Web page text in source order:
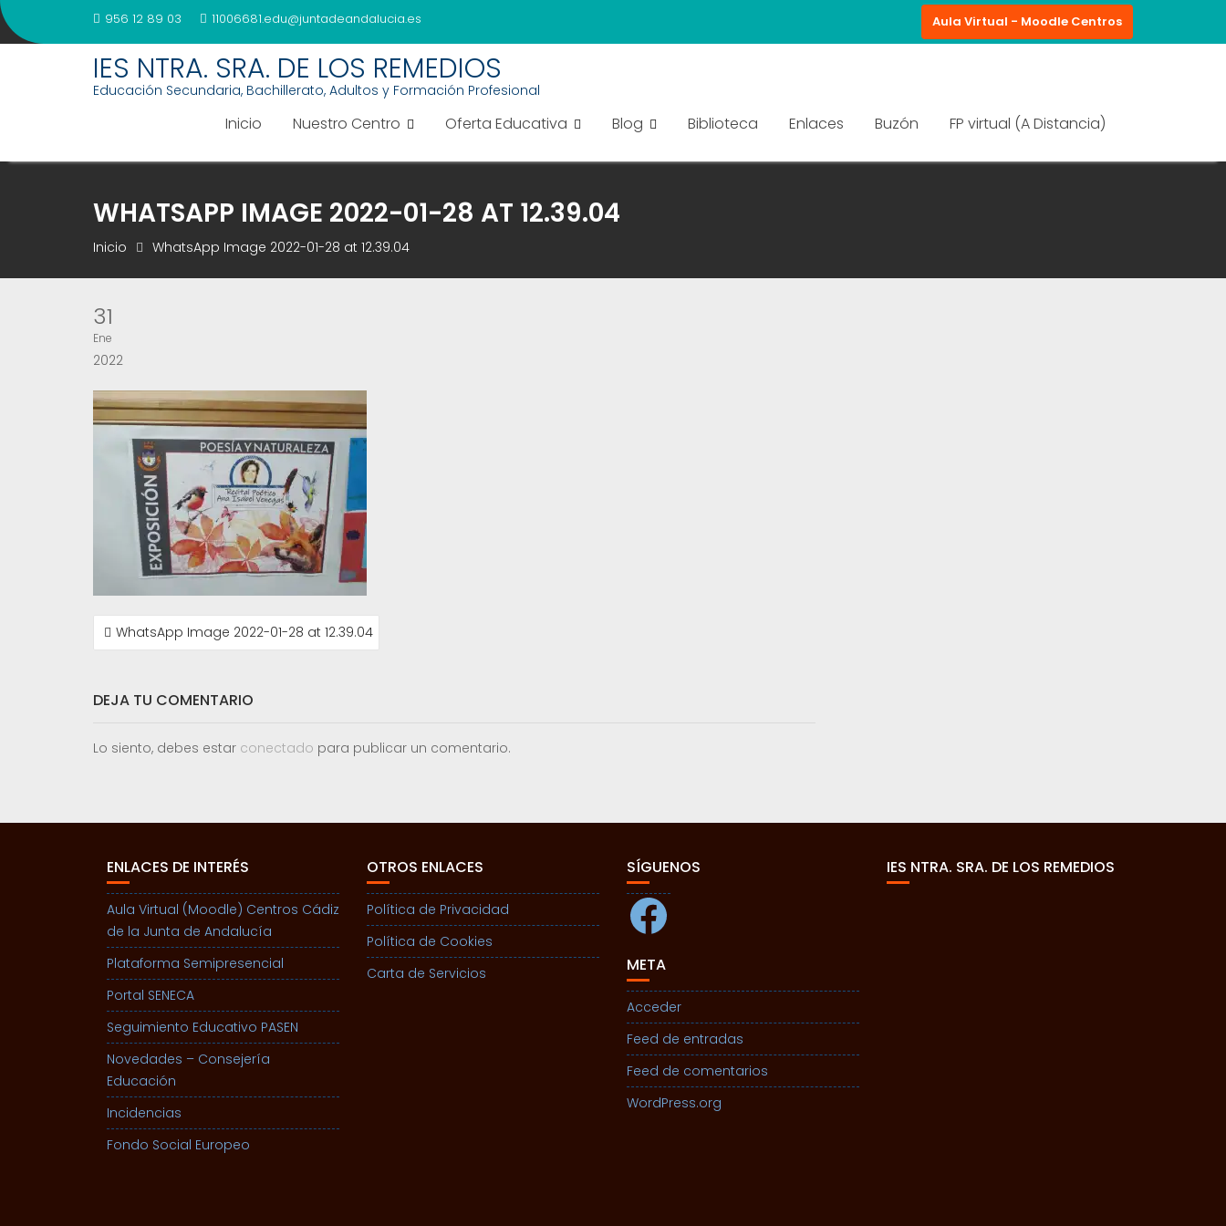
Saltar
al
956 12 89 03 11006681.edu@juntadeandalucia.es Aula Virtual - Moodle Centros
IES NTRA. SRA. DE LOS REMEDIOS
Educación Secundaria, Bachillerato, Adultos y Formación Profesional
Inicio Nuestro Centro Oferta Educativa Blog Biblioteca Enlaces Buzón FP virtual (A Distancia)
WHATSAPP IMAGE 2022-01-28 AT 12.39.04
Inicio WhatsApp Image 2022-01-28 at 12.39.04
31
Ene
2022
NAVEGACIÓN
DEWhatsApp Image 2022-01-28 at 12.39.04
DEJA TU COMENTARIO
Lo siento, debes estar conectado para publicar un comentario.
ENLACES DE INTERÉS
Aula Virtual (Moodle) Centros Cádiz
de la Junta de Andalucía
Plataforma Semipresencial
Portal SENECA
Seguimiento Educativo PASEN
Novedades – Consejería
Educación
Incidencias
Fondo Social Europeo
OTROS ENLACES
Política de Privacidad
Política de Cookies
Carta de Servicios
SÍGUENOS
Facebook
META
Acceder
Feed de entradas
Feed de comentarios
WordPress.org
IES NTRA. SRA. DE LOS REMEDIOS